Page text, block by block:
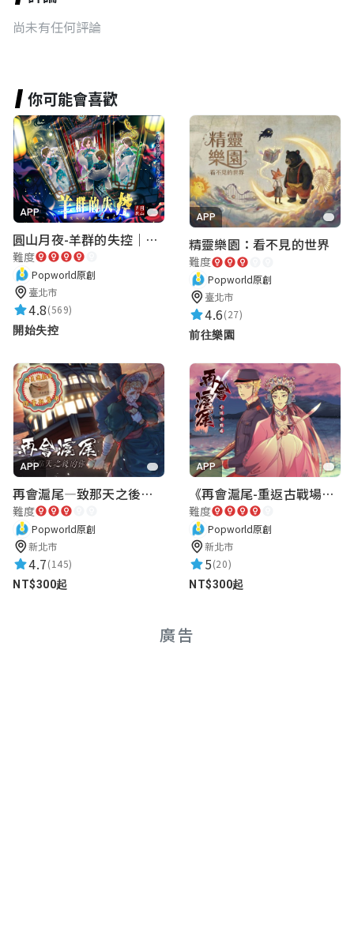
尚未有任何評論
你可能會喜歡
APP
圓山月夜-羊群的失控｜圓山飯店 ARG實境解謎遊戲
難度
Popworld原創
臺北市
4.8(569)
開始失控
APP
精靈樂園：看不見的世界
難度
Popworld原創
臺北市
4.6(27)
前往樂園
APP
再會滬尾—致那天之後的你｜淡水老街實境遊戲｜實體遊戲盒
難度
Popworld原創
新北市
4.7(145)
NT$300起
APP
《再會滬尾-重返古戰場》｜淡水老街實境遊戲｜實體遊戲盒
難度
Popworld原創
新北市
5(20)
NT$300起
廣告